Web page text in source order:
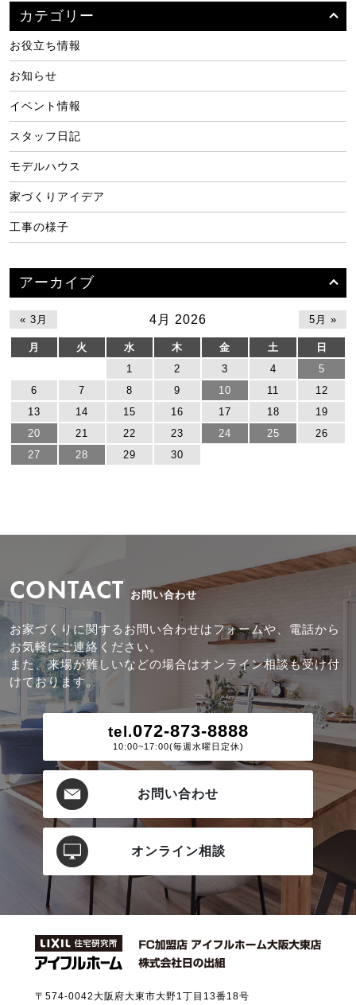
カテゴリー
お役立ち情報
お知らせ
イベント情報
スタッフ日記
モデルハウス
家づくりアイデア
工事の様子
アーカイブ
4月 2026
月 火 水 木 金 土
日
1
2 3 4
5
6
7 8 9 10 11
12
13
14 15 16 17 18
19
20
21 22 23 24 25
26
27
28 29 30
« 3月 5月 »
CONTACT お問い合わせ
お家づくりに関するお問い合わせはフォームや、電話から
お気軽にご連絡ください。
また、来場が難しいなどの場合はオンライン相談も受け付
けております。
tel.072-873-8888
10:00~17:00(毎週水曜日定休)
お問い合わせ
オンライン相談
〒574-0042大阪府大東市大野1丁目13番18号